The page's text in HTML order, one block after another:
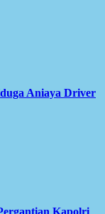
Aniaya Driver
Kapolri